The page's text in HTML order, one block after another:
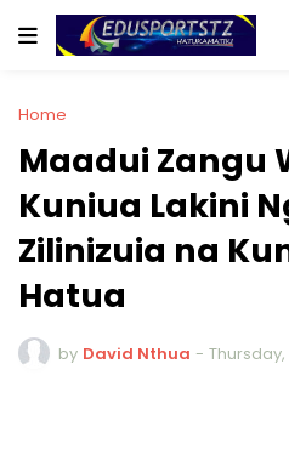
Home
Maadui Zangu
Kuniua Lakini
Zilinizuia na
Hatua
by David Nthua - Thursday,